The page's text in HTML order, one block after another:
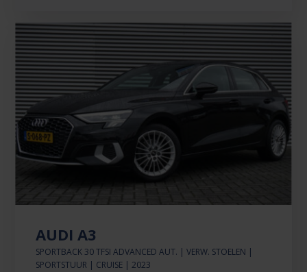
AUDI A3
SPORTBACK 30 TFSI ADVANCED AUT. | VERW. STOELEN |
SPORTSTUUR | CRUISE | 2023